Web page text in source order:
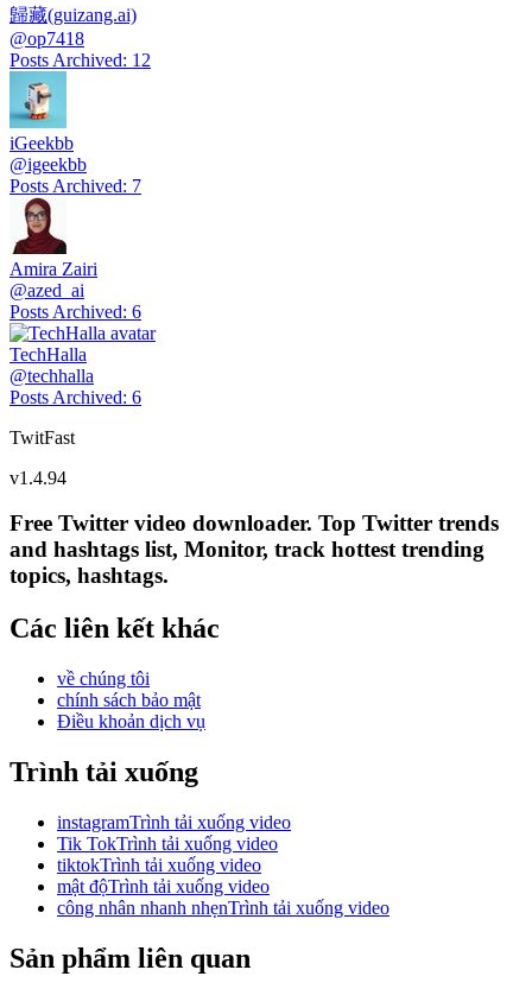
歸藏(guizang.ai)
@op7418
Posts Archived: 12
iGeekbb
@igeekbb
Posts Archived: 7
Amira Zairi
@azed_ai
Posts Archived: 6
TechHalla
@techhalla
Posts Archived: 6
TwitFast
v1.4.94
Free Twitter video downloader. Top Twitter trends
and hashtags list, Monitor, track hottest trending
topics, hashtags.
Các liên kết khác
về chúng tôi
chính sách bảo mật
Điều khoản dịch vụ
Trình tải xuống
instagramTrình tải xuống video
Tik TokTrình tải xuống video
tiktokTrình tải xuống video
mật độTrình tải xuống video
công nhân nhanh nhẹnTrình tải xuống video
Sản phẩm liên quan